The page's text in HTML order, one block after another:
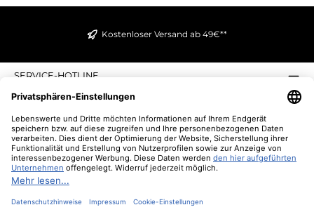
Kostenloser Versand ab 49€**
SERVICE-HOTLINE
INFORMATIONEN
ZAHLUNGS- UND VERSANDARTEN
ÜBER UNS
UNSERE VORTEILE
UNSERE COMMUNITIES